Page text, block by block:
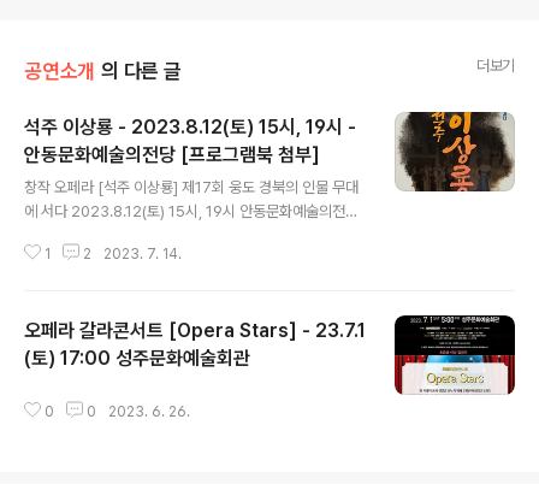
공연소개 의 다른 글 더보기
석주 이상룡 - 2023.8.12(토) 15시, 19시 -
안동문화예술의전당 [프로그램북 첨부]
창작 오페라 [석주 이상룡] 제17회 웅도 경북의 인물 무대
에 서다 2023.8.12(토) 15시, 19시 안동문화예술의전당
1 2 2023. 7. 14.
오페라 갈라콘서트 [Opera Stars] - 23.7.1
(토) 17:00 성주문화예술회관
0 0 2023. 6. 26.